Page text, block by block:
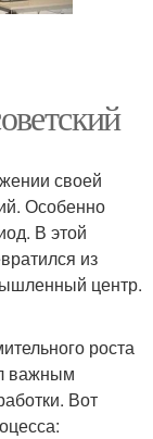
своей
Особенно
В этой
из
центр.
роста
важным
Вот